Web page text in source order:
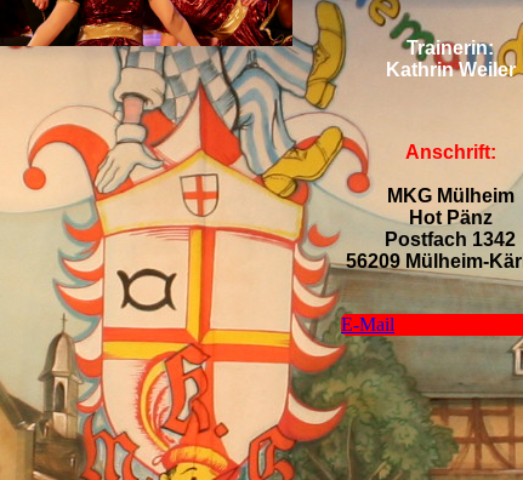
Trainerin:
Kathrin Weiler
Anschrift:
MKG Mülheim
Hot Pänz
Postfach 1342
56209 Mülheim-
E-Mail